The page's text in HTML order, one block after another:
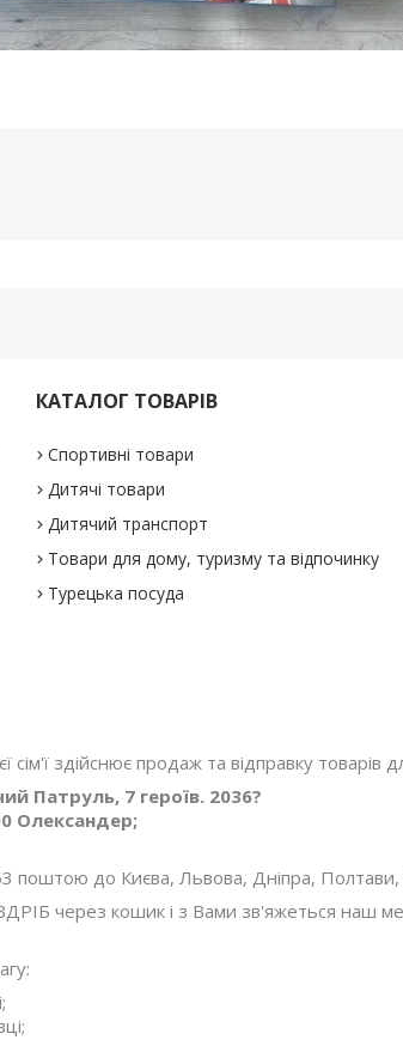
КАТАЛОГ ТОВАРІВ
Спортивні товари
Дитячі товари
Дитячий транспорт
Товари для дому, туризму та відпочинку
Турецька посуда
сім'ї здійснює продаж та відправку товарів
Патруль, 7 героїв. 2036?
Олександер;
до Києва, Львова, Дніпра, Полтави,
через кошик і з Вами зв'яжеться наш